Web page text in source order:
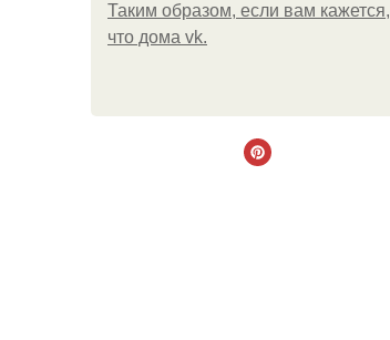
Таким образом, если вам кажется,
что дома vk.